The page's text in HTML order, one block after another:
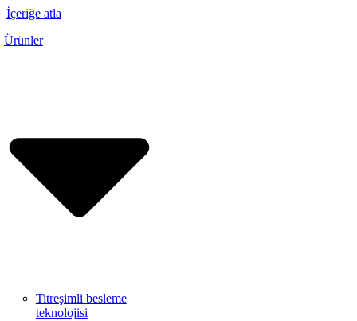
İçeriğe atla
Ürünler
Titreşimli besleme
teknolojisi